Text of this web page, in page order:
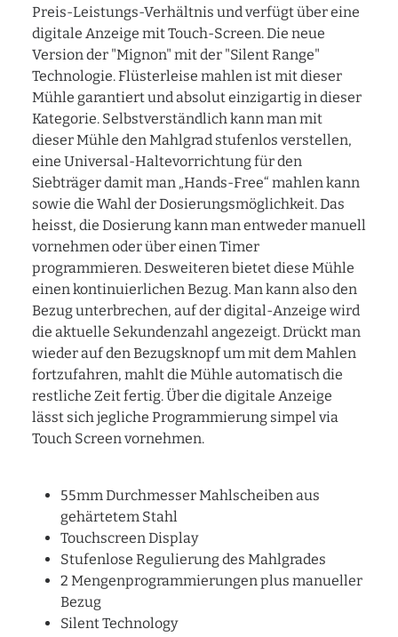
Preis-Leistungs-Verhältnis und verfügt über eine
digitale Anzeige mit Touch-Screen. Die neue
Version der "Mignon" mit der "Silent Range"
Technologie. Flüsterleise mahlen ist mit dieser
Mühle garantiert und absolut einzigartig in dieser
Kategorie. Selbstverständlich kann man mit
dieser Mühle den Mahlgrad stufenlos verstellen,
eine Universal-Haltevorrichtung für den
Siebträger damit man „Hands-Free“ mahlen kann
sowie die Wahl der Dosierungsmöglichkeit. Das
heisst, die Dosierung kann man entweder manuell
vornehmen oder über einen Timer
programmieren. Desweiteren bietet diese Mühle
einen kontinuierlichen Bezug. Man kann also den
Bezug unterbrechen, auf der digital-Anzeige wird
die aktuelle Sekundenzahl angezeigt. Drückt man
wieder auf den Bezugsknopf um mit dem Mahlen
fortzufahren, mahlt die Mühle automatisch die
restliche Zeit fertig. Über die digitale Anzeige
lässt sich jegliche Programmierung simpel via
Touch Screen vornehmen.
55mm Durchmesser Mahlscheiben aus
gehärtetem Stahl
Touchscreen Display
Stufenlose Regulierung des Mahlgrades
2 Mengenprogrammierungen plus manueller
Bezug
Silent Technology